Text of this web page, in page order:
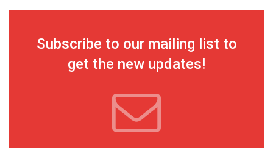
Subscribe to our mailing list to
get the new updates!